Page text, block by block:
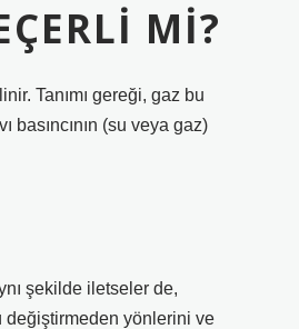
MI?
Tanımı gereği, gaz bu
basıncının (su veya gaz)
şekilde iletseler de,
değiştirmeden yönlerini ve